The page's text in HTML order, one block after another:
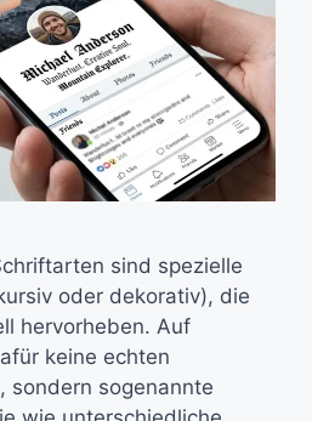
sind spezielle
oder dekorativ), die
hervorheben. Auf
keine echten
sondern sogenannte